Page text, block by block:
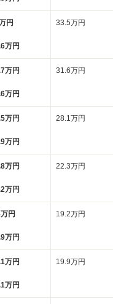
円
万円
33.5万円
万円
万円
31.6万円
万円
万円
28.1万円
万円
万円
22.3万円
円
万円
19.2万円
万円
万円
19.9万円